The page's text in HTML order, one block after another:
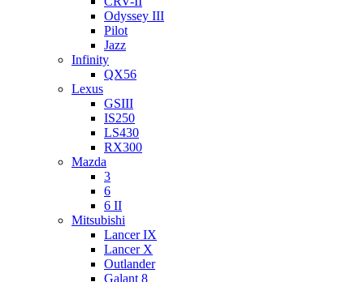
Odyssey III
Pilot
Jazz
Infinity
QX56
Lexus
GSIII
IS250
LS430
RX300
Mazda
3
6
6 II
Mitsubishi
Lancer IX
Lancer X
Outlander
Galant 8